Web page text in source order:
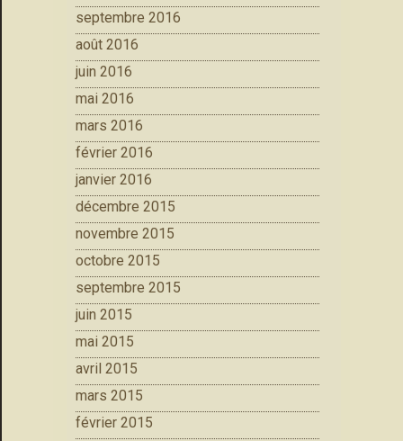
septembre 2016
août 2016
juin 2016
mai 2016
mars 2016
février 2016
janvier 2016
décembre 2015
novembre 2015
octobre 2015
septembre 2015
juin 2015
mai 2015
avril 2015
mars 2015
février 2015